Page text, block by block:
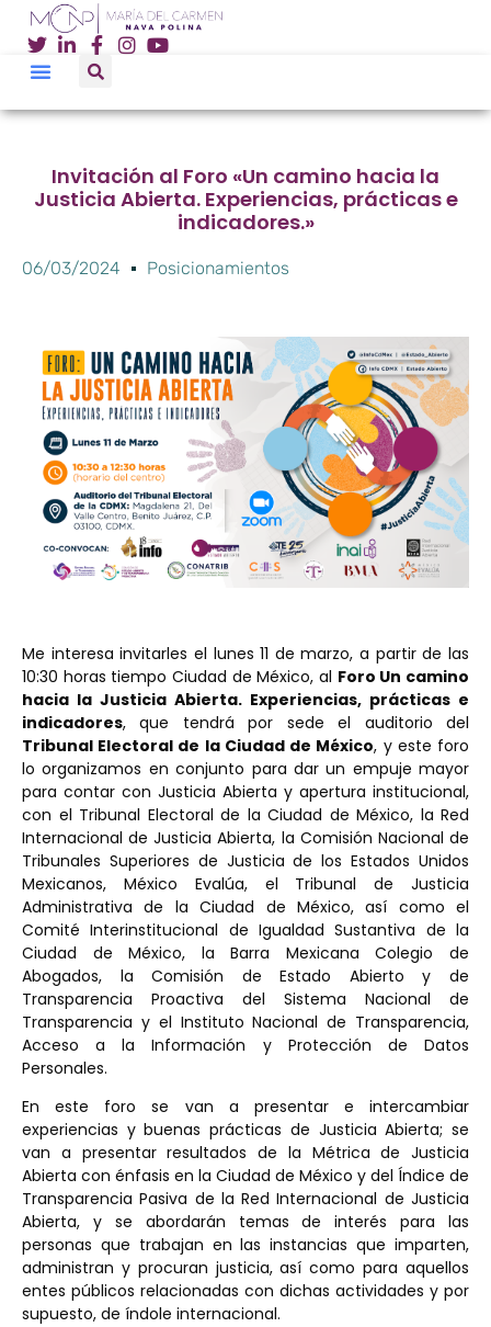
Invitación al Foro «Un camino hacia la
Justicia Abierta. Experiencias, prácticas e
indicadores.»
06/03/2024 Posicionamientos
Me interesa invitarles el lunes 11 de marzo, a partir de las
10:30 horas tiempo Ciudad de México, al Foro Un camino
hacia la Justicia Abierta. Experiencias, prácticas e
indicadores, que tendrá por sede el auditorio del
Tribunal Electoral de la Ciudad de México, y este foro
lo organizamos en conjunto para dar un empuje mayor
para contar con Justicia Abierta y apertura institucional,
con el Tribunal Electoral de la Ciudad de México, la Red
Internacional de Justicia Abierta, la Comisión Nacional de
Tribunales Superiores de Justicia de los Estados Unidos
Mexicanos, México Evalúa, el Tribunal de Justicia
Administrativa de la Ciudad de México, así como el
Comité Interinstitucional de Igualdad Sustantiva de la
Ciudad de México, la Barra Mexicana Colegio de
Abogados, la Comisión de Estado Abierto y de
Transparencia Proactiva del Sistema Nacional de
Transparencia y el Instituto Nacional de Transparencia,
Acceso a la Información y Protección de Datos
Personales.
En este foro se van a presentar e intercambiar
experiencias y buenas prácticas de Justicia Abierta; se
van a presentar resultados de la Métrica de Justicia
Abierta con énfasis en la Ciudad de México y del Índice de
Transparencia Pasiva de la Red Internacional de Justicia
Abierta, y se abordarán temas de interés para las
personas que trabajan en las instancias que imparten,
administran y procuran justicia, así como para aquellos
entes públicos relacionadas con dichas actividades y por
supuesto, de índole internacional.